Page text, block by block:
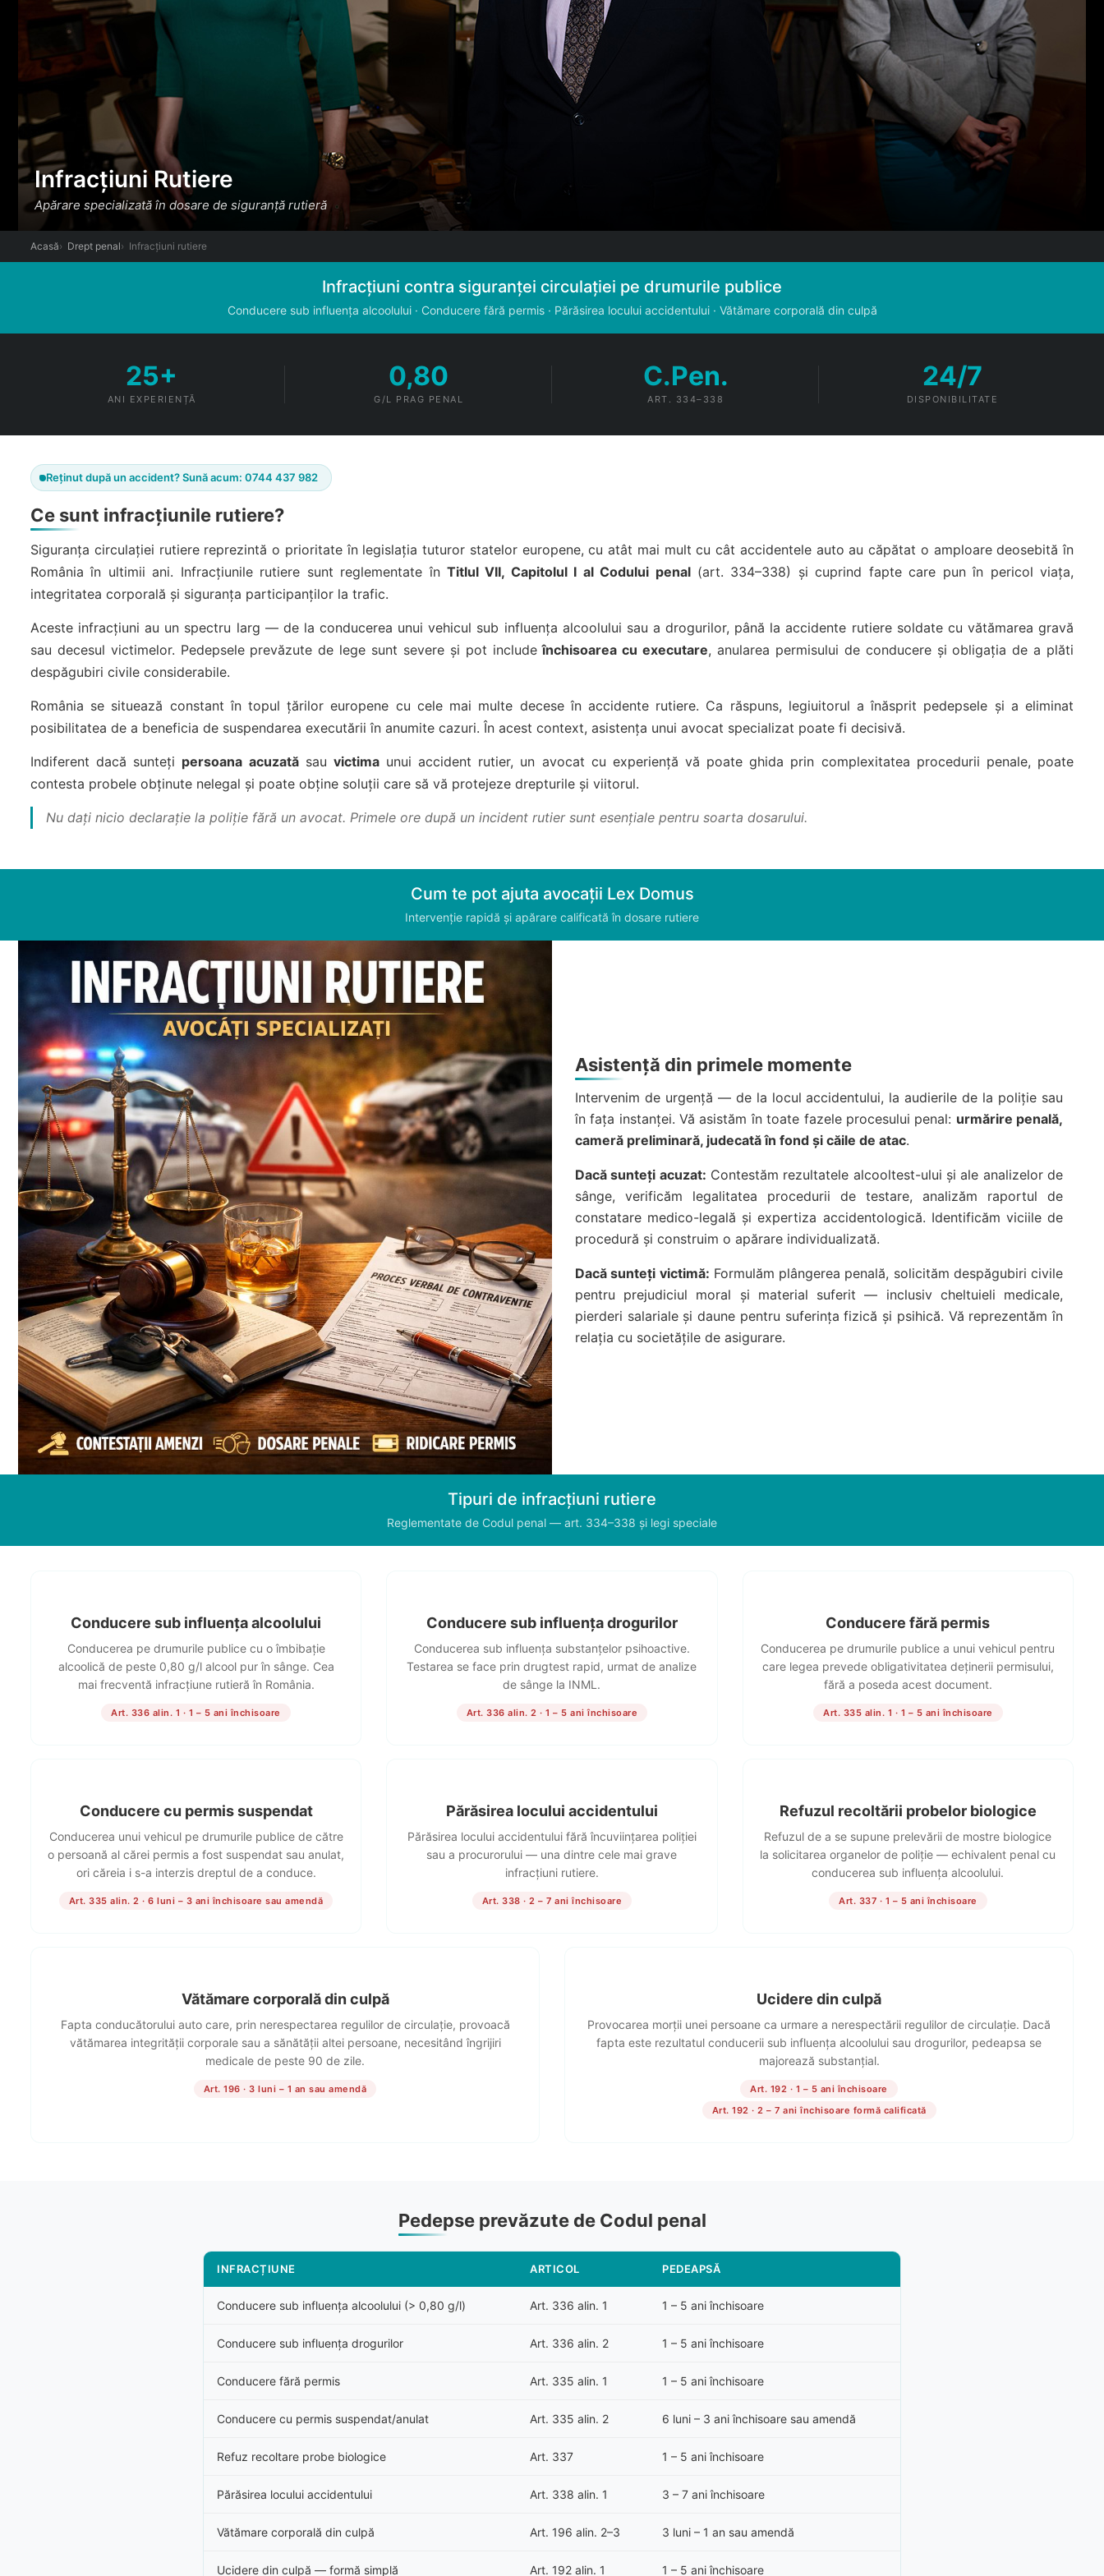
Infracțiuni Rutiere
Apărare specializată în dosare de siguranță rutieră
Acasă Drept penal Infracțiuni rutiere
Infracțiuni contra siguranței circulației pe drumurile publice
Conducere sub influența alcoolului · Conducere fără permis · Părăsirea locului accidentului · Vătămare corporală din culpă
25+
ANI EXPERIENȚĂ
0,80
G/L PRAG PENAL
C.Pen.
ART. 334–338
24/7
DISPONIBILITATE
Reținut după un accident? Sună acum: 0744 437 982
Ce sunt infracțiunile rutiere?
Siguranța circulației rutiere reprezintă o prioritate în legislația tuturor statelor europene, cu atât mai mult cu cât accidentele auto au căpătat o amploare deosebită în
România în ultimii ani. Infracțiunile rutiere sunt reglementate în Titlul VII, Capitolul I al Codului penal(art. 334–338) și cuprind fapte care pun în pericol viața,
integritatea corporală și siguranța participanților la trafic.
Aceste infracțiuni au un spectru larg — de la conducerea unui vehicul sub influența alcoolului sau a drogurilor, până la accidente rutiere soldate cu vătămarea gravă
sau decesul victimelor. Pedepsele prevăzute de lege sunt severe și pot includeînchisoarea cu executare, anularea permisului de conducere și obligația de a plăti
despăgubiri civile considerabile.
România se situează constant în topul țărilor europene cu cele mai multe decese în accidente rutiere. Ca răspuns, legiuitorul a înăsprit pedepsele și a eliminat
posibilitatea de a beneficia de suspendarea executării în anumite cazuri. În acest context, asistența unui avocat specializat poate fi decisivă.
Indiferent dacă sunteți persoana acuzatăsau victimaunui accident rutier, un avocat cu experiență vă poate ghida prin complexitatea procedurii penale, poate
contesta probele obținute nelegal și poate obține soluții care să vă protejeze drepturile și viitorul.
Nu dați nicio declarație la poliție fără un avocat. Primele ore după un incident rutier sunt esențiale pentru soarta dosarului.
Cum te pot ajuta avocații Lex Domus
Intervenție rapidă și apărare calificată în dosare rutiere
Asistență din primele momente
Intervenim de urgență — de la locul accidentului, la audierile de la poliție sau
în fața instanței. Vă asistăm în toate fazele procesului penal: urmărire penală,
cameră preliminară, judecată în fond și căile de atac.
Dacă sunteți acuzat: Contestăm rezultatele alcooltest-ului și ale analizelor de
sânge, verificăm legalitatea procedurii de testare, analizăm raportul de
constatare medico-legală și expertiza accidentologică. Identificăm viciile de
procedură și construim o apărare individualizată.
Dacă sunteți victimă: Formulăm plângerea penală, solicităm despăgubiri civile
pentru prejudiciul moral și material suferit — inclusiv cheltuieli medicale,
pierderi salariale și daune pentru suferința fizică și psihică. Vă reprezentăm în
relația cu societățile de asigurare.
Tipuri de infracțiuni rutiere
Reglementate de Codul penal — art. 334–338 și legi speciale
Conducere sub influența alcoolului
Conducerea pe drumurile publice cu o îmbibație
alcoolică de peste 0,80 g/l alcool pur în sânge. Cea
mai frecventă infracțiune rutieră în România.
Art. 336 alin. 1 · 1 – 5 ani închisoare
Conducere sub influența drogurilor
Conducerea sub influența substanțelor psihoactive.
Testarea se face prin drugtest rapid, urmat de analize
de sânge la INML.
Art. 336 alin. 2 · 1 – 5 ani închisoare
Conducere fără permis
Conducerea pe drumurile publice a unui vehicul pentru
care legea prevede obligativitatea deținerii permisului,
fără a poseda acest document.
Art. 335 alin. 1 · 1 – 5 ani închisoare
Conducere cu permis suspendat
Conducerea unui vehicul pe drumurile publice de către
o persoană al cărei permis a fost suspendat sau anulat,
ori căreia i s-a interzis dreptul de a conduce.
Art. 335 alin. 2 · 6 luni – 3 ani închisoare sau amendă
Părăsirea locului accidentului
Părăsirea locului accidentului fără încuviințarea poliției
sau a procurorului — una dintre cele mai grave
infracțiuni rutiere.
Art. 338 · 2 – 7 ani închisoare
Refuzul recoltării probelor biologice
Refuzul de a se supune prelevării de mostre biologice
la solicitarea organelor de poliție — echivalent penal cu
conducerea sub influența alcoolului.
Art. 337 · 1 – 5 ani închisoare
Vătămare corporală din culpă
Fapta conducătorului auto care, prin nerespectarea regulilor de circulație, provoacă
vătămarea integrității corporale sau a sănătății altei persoane, necesitând îngrijiri
medicale de peste 90 de zile.
Art. 196 · 3 luni – 1 an sau amendă
Ucidere din culpă
Provocarea morții unei persoane ca urmare a nerespectării regulilor de circulație. Dacă
fapta este rezultatul conducerii sub influența alcoolului sau drogurilor, pedeapsa se
majorează substanțial.
Art. 192 · 1 – 5 ani închisoare
Art. 192 · 2 – 7 ani închisoare formă calificată
Pedepse prevăzute de Codul penal
INFRACȚIUNE ARTICOL PEDEAPSĂ
Conducere sub influența alcoolului (> 0,80 g/l) Art. 336 alin. 1 1 – 5 ani închisoare
Conducere sub influența drogurilor Art. 336 alin. 2 1 – 5 ani închisoare
Conducere fără permis Art. 335 alin. 1 1 – 5 ani închisoare
Conducere cu permis suspendat/anulat Art. 335 alin. 2 6 luni – 3 ani închisoare sau amendă
Refuz recoltare probe biologice Art. 337 1 – 5 ani închisoare
Părăsirea locului accidentului Art. 338 alin. 1 3 – 7 ani închisoare
Vătămare corporală din culpă Art. 196 alin. 2–3 3 luni – 1 an sau amendă
Ucidere din culpă — formă simplă Art. 192 alin. 1 1 – 5 ani închisoare